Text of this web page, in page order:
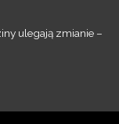
ulegają zmianie –